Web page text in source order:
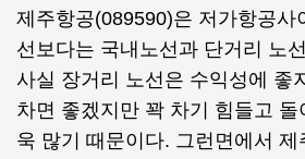
제주항공(089590)은 저가항공사
선보다는 국내노선과 단거리 노
사실 장거리 노선은 수익성에 좋
차면 좋겠지만 꽉 차기 힘들고 돌
욱 많기 때문이다. 그런면에서 제